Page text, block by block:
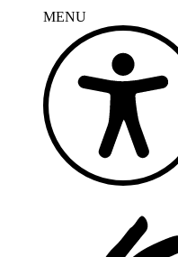
MENU